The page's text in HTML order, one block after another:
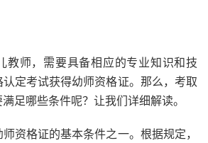
教师，需要具备相应的专业知识和技
定考试获得幼师资格证。那么，考取
足哪些条件呢？让我们详细解读。
资格证的基本条件之一。根据规定，